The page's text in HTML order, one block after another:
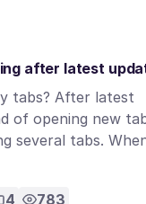
after latest
tabs? After latest
of opening new
several tabs.
4 783